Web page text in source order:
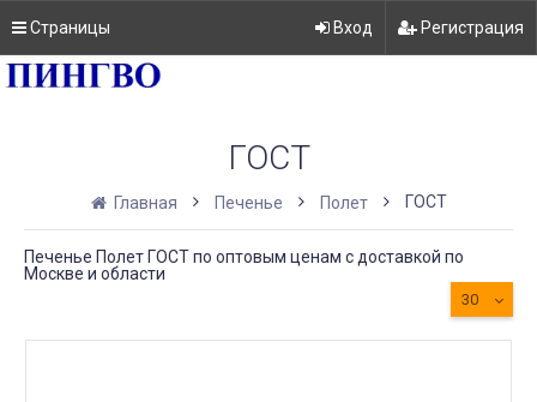
Страницы Вход Регистрация
ГОСТ
Главная Печенье Полет ГОСТ
Печенье Полет ГОСТ по оптовым ценам с доставкой по
Москве и области
30